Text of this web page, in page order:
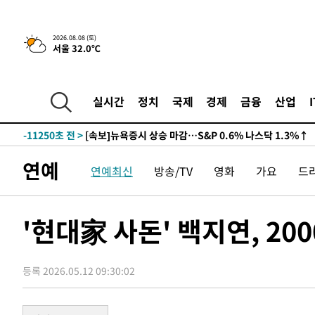
2026.08.08 (토)
서울 32.0℃
실시간 정치 국제 경제 금융 산업
-11250초 전 >[속보]뉴욕증시 상승 마감…S&P 0.6% 나스닥 1.3%↑
-29503초 전 >
[속보]'압수수색·성접대 논란' 축구협회 "실망과 걱정
-18124초 전 >
-11250초 전 > [속보]뉴욕증시 상승 마감…S&P 0.6% 나스닥 1.3%↑
-29503초 전 >
[속보]'압수수색·성접대 논란' 축구협회 "실망과 걱정
-18124초 전 >'최고 37도' 폭염 지속…강원동해안 최대 150㎜ 비
연예 연예최신 방송/TV 영화 가요 드
'현대家 사돈' 백지연,
등록 2026.05.12 09:30:02